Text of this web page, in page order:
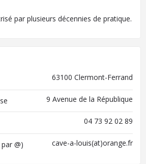
par plusieurs décennies de pratique.
63100 Clermont-Ferrand
9 Avenue de la République
04 73 92 02 89
@) cave-a-louis(at)orange.fr